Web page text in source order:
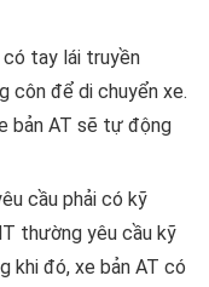
có tay lái truyền
côn để di chuyển xe.
bản AT sẽ tự động
cầu phải có kỹ
thường yêu cầu kỹ
khi đó, xe bản AT có